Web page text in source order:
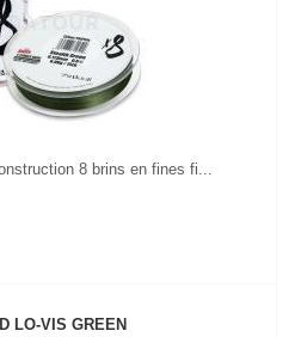
8 brins en fines fi...
LO-VIS GREEN